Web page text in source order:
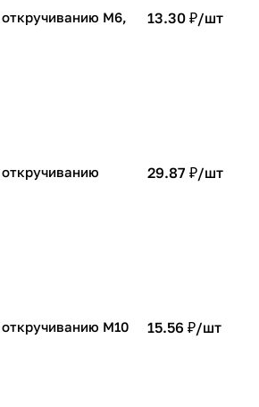
откручиванию М6,
13.30 ₽/шт
29.87 ₽/шт
М10
15.56 ₽/шт